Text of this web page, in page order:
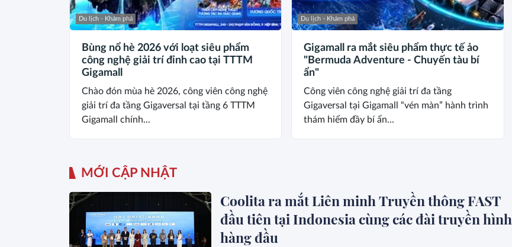
Du lịch - Khám phá
Bùng nổ hè 2026 với loạt siêu phẩm
công nghệ giải trí đỉnh cao tại TTTM
Gigamall
Chào đón mùa hè 2026, công viên công nghệ
giải trí đa tầng Gigaversal tại tầng 6 TTTM
Gigamall chính...
Du lịch - Khám phá
Gigamall ra mắt siêu phẩm thực tế ảo
"Bermuda Adventure - Chuyến tàu bí
ẩn"
Công viên công nghệ giải trí đa tầng
Gigaversal tại Gigamall “vén màn” hành trình
thám hiểm đầy bí ẩn...
MỚI CẬP NHẬT
Coolita ra mắt Liên minh Truyền thông FAST
đầu tiên tại Indonesia cùng các đài truyền hình
hàng đầu